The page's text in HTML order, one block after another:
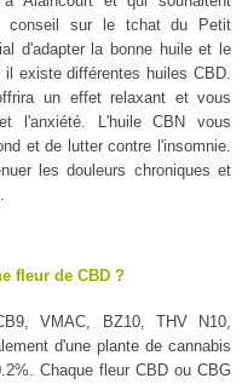
conseil sur le tchat du Petit
d'adapter la bonne huile et le
existe différentes huiles CBD.
un effet relaxant et vous
l'anxiété. L'huile CBN vous
et de lutter contre l'insomnie.
les douleurs chroniques et
fleur de CBD ?
VMAC, BZ10, THV N10,
d'une plante de cannabis
Chaque fleur CBD ou CBG